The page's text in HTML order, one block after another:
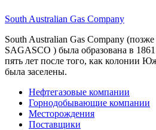
South Australian Gas Company
South Australian Gas Company
SAGASCO ) была образована в 1861
пять лет после того, как колонии
была заселены.
Нефтегазовые компании
Горнодобывающие компании
Месторождения
Поставщики